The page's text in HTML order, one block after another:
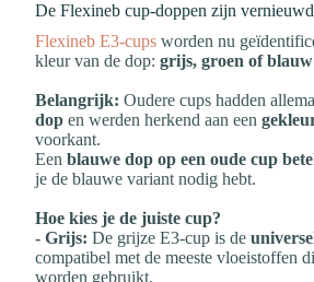
De Flexineb cup‑doppen zijn
Flexineb E3‑cups worden nu
kleur van de dop: grijs, groen of blauw
Belangrijk: Oudere cups hadden
dop en werden herkend aan een
voorkant.
Een blauwe dop op een oude cup
je de blauwe variant nodig hebt.
Hoe kies je de juiste cup?
- Grijs: De grijze E3‑cup is de
compatibel met de meeste vloeistoffen
worden gebruikt.
HorseFlex Maag Balans is een aanvullend
ondersteuning van de maag en
van diverse kruiden en mineralen zoals
engelwortel, paardenbloem, pepermunt en
Wat is HorseFlex Maag Balans voor
Maag Balans is een volledig natuurlijk mix
ter ondersteuning van de maag en
bevat de mix het mineraal
calciumcarbonaat
de eigenschap dat het maagzuur
aan het behoud van een normale zuurgraad.
supplement een kalmerende werking op de
calciumcarbonaat bevat HorseFlex Maag